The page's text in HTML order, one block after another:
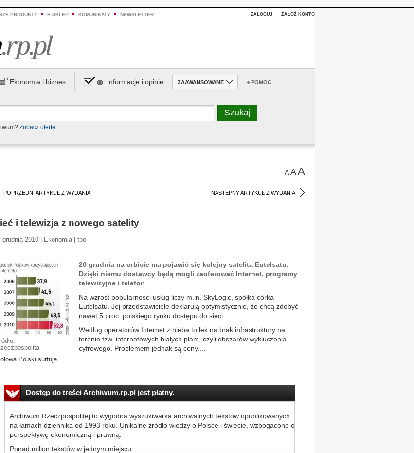
PRODUKTY E-SKLEP KOMUNIKATY NEWSLETTER ZALOGUJ ZAŁÓŻ KONTO
Ekonomia i biznes Informacje i opinie ZAAWANSOWANE + POMOC
Zobacz ofertę
AAA
POPRZEDNI ARTYKUŁ Z WYDANIA NASTĘPNY ARTYKUŁ Z WYDANIA
i telewizja z nowego satelity
grudnia 2010 | Ekonomia | tbo
Polski surfuje
20 grudnia na orbicie ma pojawić się kolejny satelita Eutelsatu.
Dzięki niemu dostawcy będą mogli zaoferować Internet, programy
telewizyjne i telefon
Na wzrost popularności usług liczy m.in. SkyLogic, spółka córka
Eutelsatu. Jej przedstawiciele deklarują optymistycznie, że chcą zdobyć
nawet 5 proc. polskiego rynku dostępu do sieci.
Według operatorów Internet z nieba to lek na brak infrastruktury na
terenie tzw. internetowych białych plam, czyli obszarów wykluczenia
cyfrowego. Problemem jednak są ceny....
Dostęp do treści Archiwum.rp.pl jest płatny.
Archiwum Rzeczpospolitej to wygodna wyszukiwarka archiwalnych tekstów opublikowanych
na łamach dziennika od 1993 roku. Unikalne źródło wiedzy o Polsce i świecie, wzbogacone o
perspektywę ekonomiczną i prawną.
Ponad milion tekstów w jednym miejscu.